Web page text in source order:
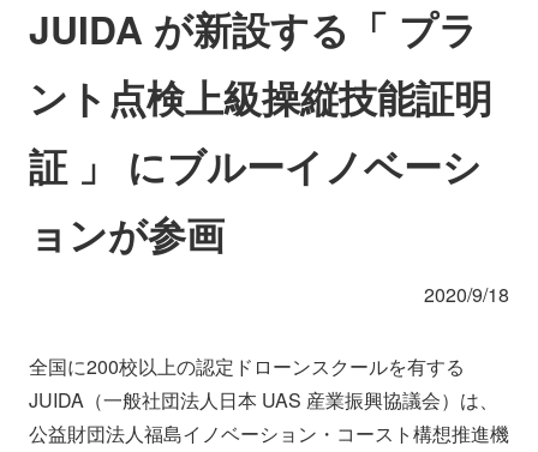
導入事例
コアテクノロジー
クラウドモビリティ研究所
会社情報 ニュース
採用情報 資料ダウンロード
JUIDA が新設する「 プラ
ント点検上級操縦技能証明
証 」 にブルーイノベーシ
ョンが参画
2020/9/18
全国に200校以上の認定ドローンスクールを有する
JUIDA（一般社団法人日本 UAS 産業振興協議会）は、
公益財団法人福島イノベーション・コースト構想推進機